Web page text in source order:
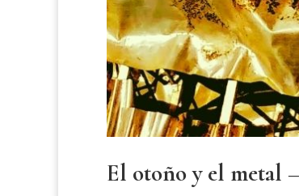
El otoño y el metal